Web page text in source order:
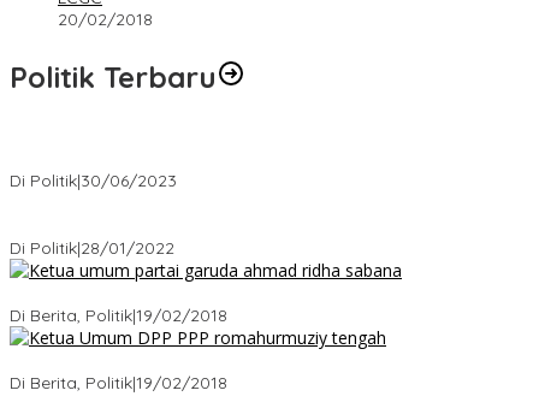
20/02/2018
Politik Terbaru
Di Politik|30/06/2023
Di Politik|28/01/2022
Di Berita, Politik|19/02/2018
Di Berita, Politik|19/02/2018